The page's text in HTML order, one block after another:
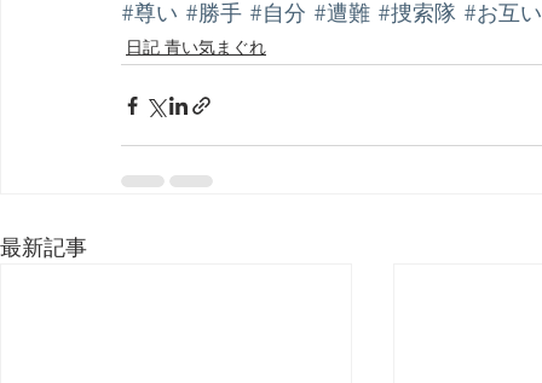
#尊い #勝手 #自分 #遭難 #捜索隊 #お互い
日記 青い気まぐれ
最新記事